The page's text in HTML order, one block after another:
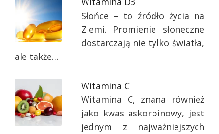
Słońce – to źródło życia na
Ziemi. Promienie słoneczne
dostarczają nie tylko światła,
ale także…
Witamina C
Witamina C, znana również
jako kwas askorbinowy, jest
jednym z najważniejszych